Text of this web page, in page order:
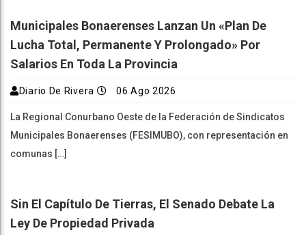
Municipales Bonaerenses Lanzan Un «plan De
Lucha Total, Permanente Y Prolongado» Por
Salarios En Toda La Provincia
Diario De Rivera 06 Ago 2026
La Regional Conurbano Oeste de la Federación de Sindicatos
Municipales Bonaerenses (FESIMUBO), con representación en
comunas […]
Sin El Capítulo De Tierras, El Senado Debate La
Ley De Propiedad Privada